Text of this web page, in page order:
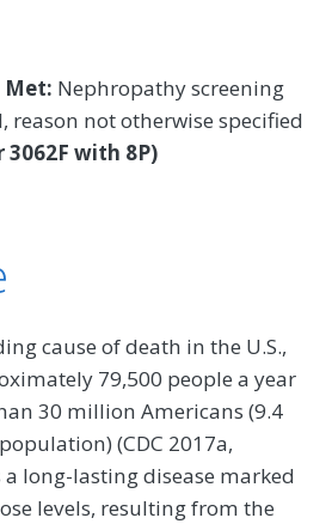
Met: Nephropathy screening
reason not otherwise specified
3062F with 8P)
cause of death in the U.S.,
79,500 people a year
30 million Americans (9.4
(CDC 2017a,
a long-lasting disease marked
levels, resulting from the